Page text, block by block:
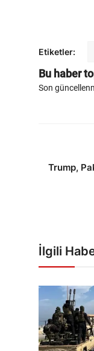
Etiketler:
Bu haber
Son
Trump,
İlgili